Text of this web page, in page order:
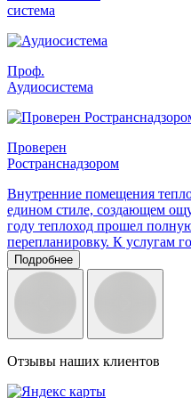
система
Проф.
Аудиосистема
Проверен
Ространснадзором
Внутренние помещения
едином стиле, создающем
году теплоход прошел
перепланировку. К услугам
Подробнее
Отзывы наших клиентов